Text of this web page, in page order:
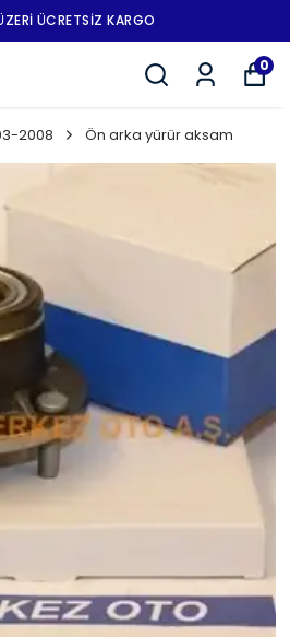
ÜCRETSIZ KARGO
0
2008 Ön arka yürür aksam